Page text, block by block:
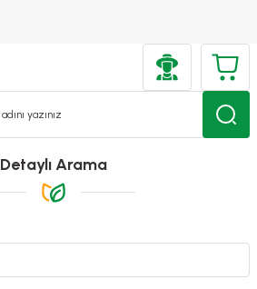
Detaylı Arama